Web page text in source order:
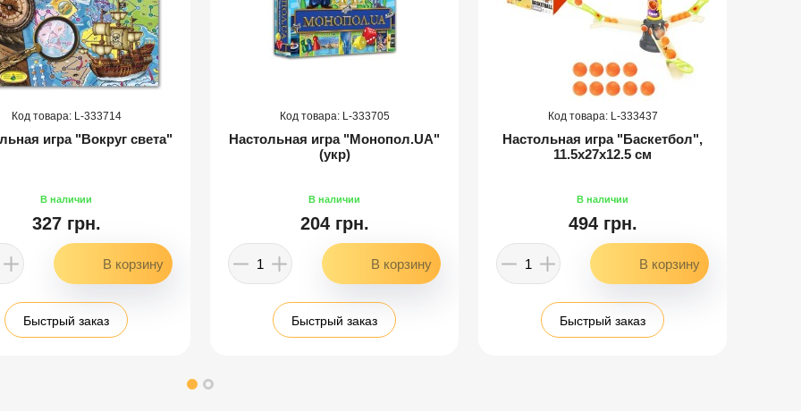
333714
игра "Вокруг света"
327 грн.
Быстрый заказ
333705
Настольная игра "Монопол.UA"
(укр)
204 грн.
Быстрый заказ
333437
Настольная игра "Баскетбол",
11.5х27х12.5 см
494 грн.
Быстрый заказ